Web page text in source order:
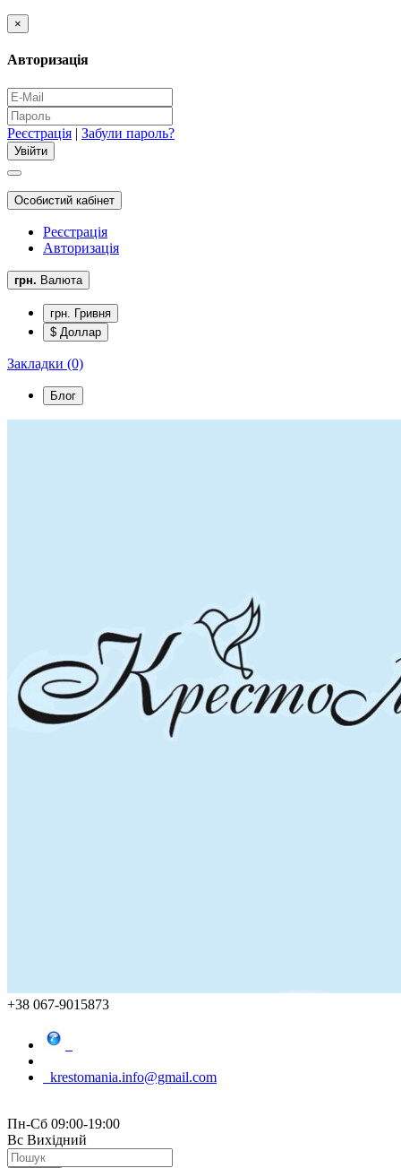
×
Авторизація
Реєстрація | Забули пароль?
Особистий кабінет
Реєстрація
Авторизація
грн. Валюта
грн. Гривня
$ Доллар
Закладки (0)
Блог
+38 067-9015873
krestomania.info@gmail.com
Пн-Сб 09:00-19:00
Вс Вихідний